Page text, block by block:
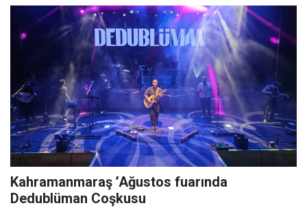
Kahramanmaraş ’Ağustos fuarında
Dedublüman Coşkusu